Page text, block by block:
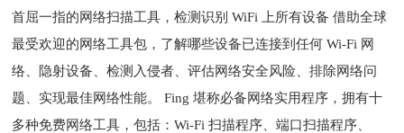
首屈一指的网络扫描工具，检测识别 WiFi 上所有设备 借助全球
最受欢迎的网络工具包，了解哪些设备已连接到任何 Wi-Fi 网
络、隐射设备、检测入侵者、评估网络安全风险、排除网络问
题、实现最佳网络性能。 Fing 堪称必备网络实用程序，拥有十
多种免费网络工具，包括：Wi-Fi 扫描程序、端口扫描程序、